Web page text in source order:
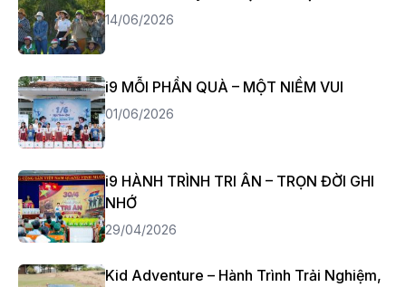
14/06/2026
i9 MỖI PHẦN QUÀ – MỘT NIỀM VUI
01/06/2026
i9 HÀNH TRÌNH TRI ÂN – TRỌN ĐỜI GHI
NHỚ
29/04/2026
Kid Adventure – Hành Trình Trải Nghiệm,